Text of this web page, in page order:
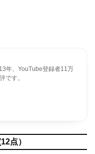
年、YouTube登録者11万
です。
）